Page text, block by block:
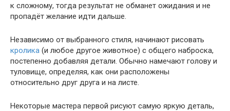
к сложному, тогда результат не обманет ожидания и не
пропадёт желание идти дальше.
Независимо от выбранного стиля, начинают рисовать
кролика (и любое другое животное) с общего наброска,
постепенно добавляя детали. Обычно намечают голову и
туловище, определяя, как они расположены
относительно друг друга и на листе.
Некоторые мастера первой рисуют самую яркую деталь,